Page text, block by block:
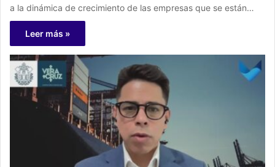
a la dinámica de crecimiento de las empresas que se están…
Leer más »